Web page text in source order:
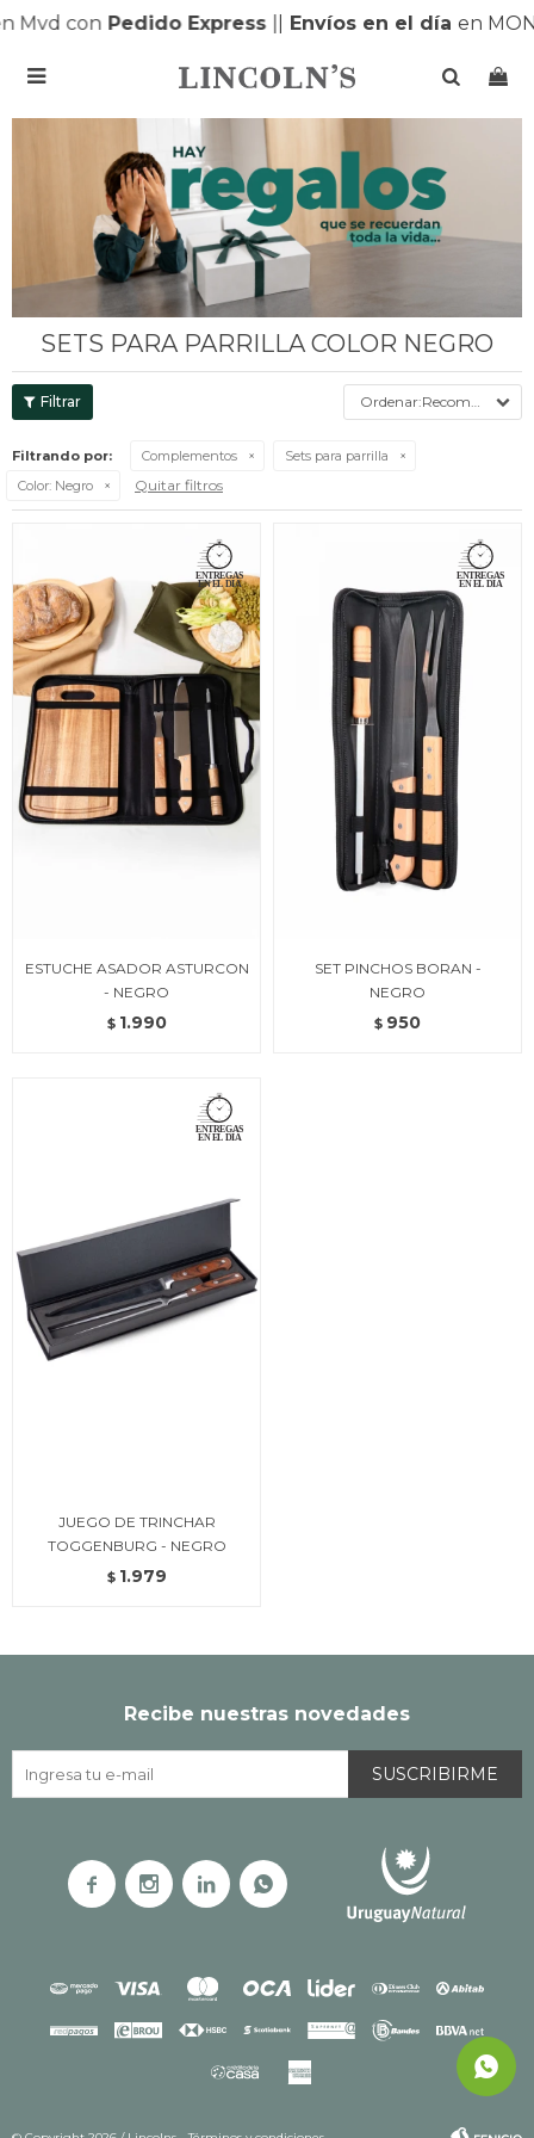
Mvd conPedido Express| Envíos en el díaen

SETS PARA PARRILLA COLOR NEGRO
Recomendados
Filtrando por: Complementos
Sets para parrilla
Color: Negro Quitar filtros
ESTUCHE ASADOR ASTURCON
- NEGRO
$ 1.990
SET PINCHOS BORAN -
NEGRO
$ 950
JUEGO DE TRINCHAR
TOGGENBURG - NEGRO
$ 1.979
Recibe nuestras novedades
SUSCRIBIRME
   